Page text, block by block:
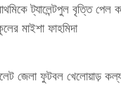
ট্যালেন্টপুল বৃত্তি পেল
মাইশা ফাহমিদা
জেলা ফুটবল খেলোয়াড়